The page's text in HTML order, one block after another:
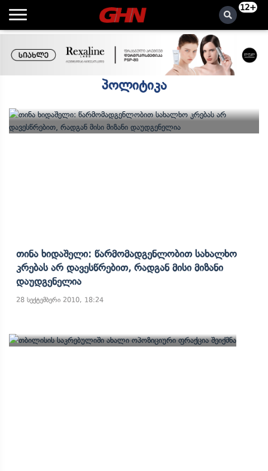
12+
პოლიტიკა
Თინა Ხიდაშელი: Წარმომადგენლობით Სახალხო
Კრებას Არ Დავესწრებით, Რადგან Მისი Მიზანი
Დაუდგენელია
28 სექტემბერი 2010, 18:24